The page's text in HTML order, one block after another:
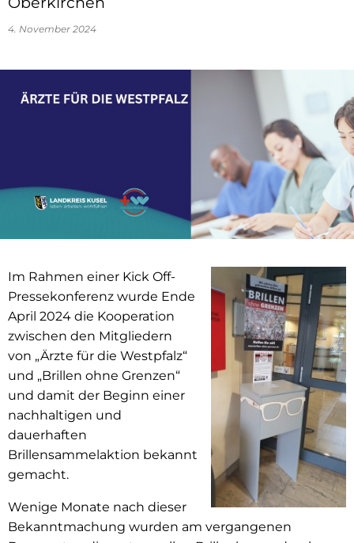
4. November 2024
Im Rahmen einer Kick Off-
Pressekonferenz wurde Ende
April 2024 die Kooperation
zwischen den Mitgliedern
von „Ärzte für die Westpfalz“
und „Brillen ohne Grenzen“
und damit der Beginn einer
nachhaltigen und
dauerhaften
Brillensammelaktion bekannt
gemacht.
Wenige Monate nach dieser
Bekanntmachung wurden am vergangenen